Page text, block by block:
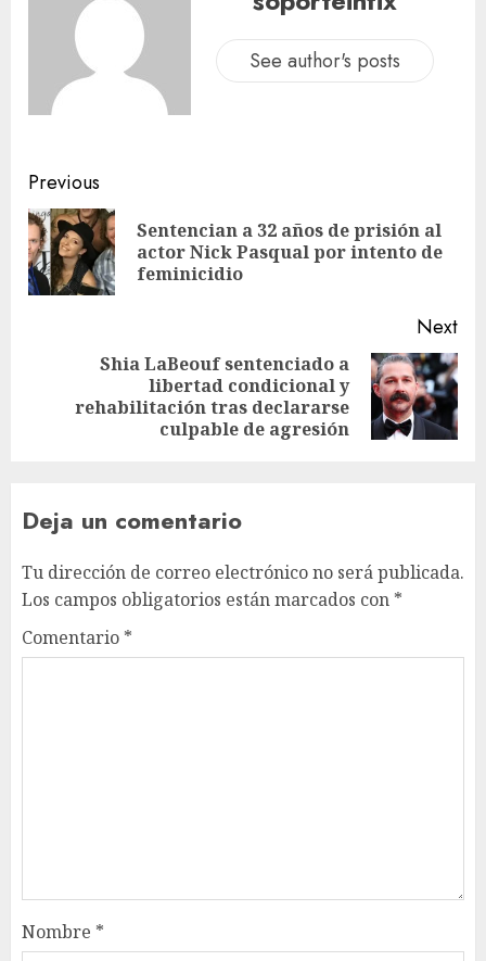
See author's posts
Previous
Sentencian a 32 años de prisión al
actor Nick Pasqual por intento de
feminicidio
Next
Shia LaBeouf sentenciado a
libertad condicional y
rehabilitación tras declararse
culpable de agresión
Deja un comentario
Tu dirección de correo electrónico no será publicada.
Los campos obligatorios están marcados con *
Comentario *
Nombre *